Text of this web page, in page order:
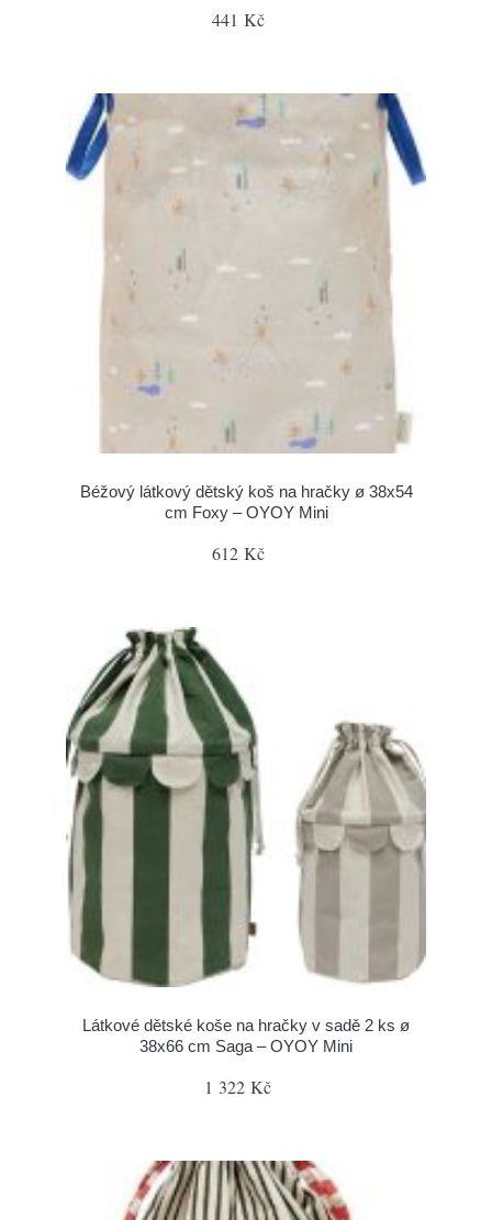
441 Kč
Béžový látkový dětský koš na hračky ø 38x54
cm Foxy – OYOY Mini
612 Kč
Látkové dětské koše na hračky v sadě 2 ks ø
38x66 cm Saga – OYOY Mini
1 322 Kč